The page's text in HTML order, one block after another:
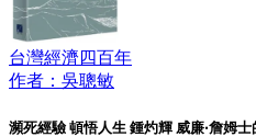
台灣經濟四百年
作者：吳聰敏
瀕死經驗 頓悟人生 鍾灼輝 威廉‧詹姆